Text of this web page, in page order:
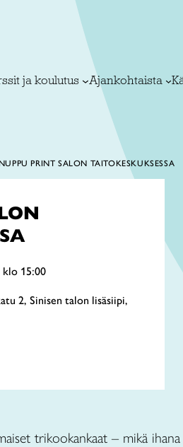
ja koulutus Ajankohtaista
PRINT SALON TAITOKESKUKSESSA
klo 15:00
2, Sinisen talon lisäsiipi,
trikookankaat – mikä